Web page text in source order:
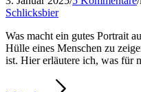
Schlicksbier
Was macht ein gutes Portrait
Hülle eines Menschen zu
ist. Hier erläutere ich, was für